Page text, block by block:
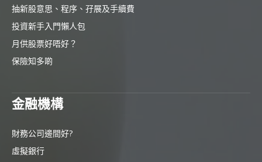
抽新股意思、程序、孖展及手續費
投資新手入門懶人包
月供股票好唔好？
保險知多啲
金融機構
財務公司邊間好?
虛擬銀行